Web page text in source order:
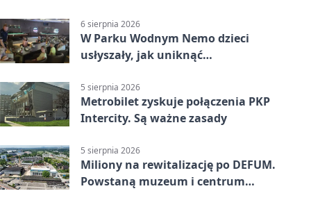
6 sierpnia 2026
W Parku Wodnym Nemo dzieci
usłyszały, jak uniknąć
5 sierpnia 2026
Metrobilet zyskuje połączenia PKP
Intercity. Są ważne zasady
5 sierpnia 2026
Miliony na rewitalizację po DEFUM.
Powstaną muzeum i centrum